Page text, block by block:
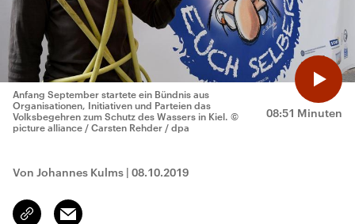
08:51 Minuten
Anfang September startete ein Bündnis aus
Organisationen, Initiativen und Parteien das
Volksbegehren zum Schutz des Wassers in Kiel. ©
picture alliance / Carsten Rehder / dpa
Von Johannes Kulms | 08.10.2019
Link
kopieren/teilen
Email